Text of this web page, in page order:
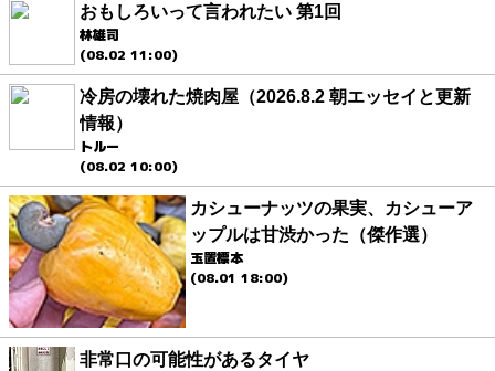
おもしろいって言われたい 第1回
林雄司
(08.02 11:00)
冷房の壊れた焼肉屋（2026.8.2 朝エッセイと更新
情報）
トルー
(08.02 10:00)
カシューナッツの果実、カシューア
ップルは甘渋かった（傑作選）
玉置標本
(08.01 18:00)
非常口の可能性があるタイヤ